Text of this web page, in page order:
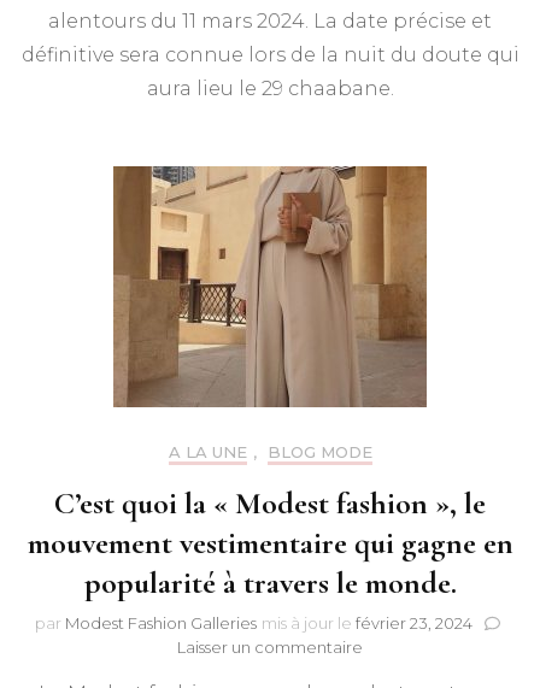
date
,
règles
alentours du 11 mars 2024. La date précise et
définitive sera connue lors de la nuit du doute qui
aura lieu le 29 chaabane.
A LA UNE , BLOG MODE
C’est quoi la « Modest fashion », le
mouvement vestimentaire qui gagne en
popularité à travers le monde.
par Modest Fashion Galleries mis à jour le février 23, 2024
Laisser un commentaire